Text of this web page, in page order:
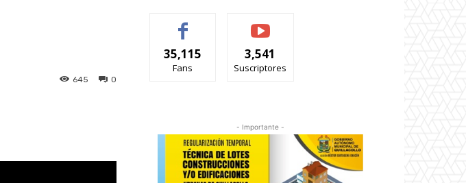
0
645
35,115
Fans
3,541
Suscriptores
- Importante -